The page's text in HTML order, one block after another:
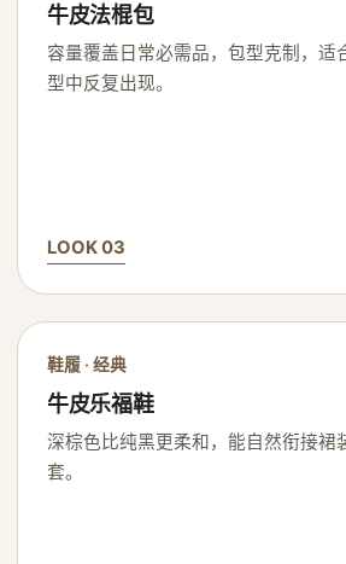
牛皮法棍包
容量覆盖日常必需品，包型克制，适
型中反复出现。
LOOK 03
鞋履 · 经典
牛皮乐福鞋
深棕色比纯黑更柔和，能自然衔接裙
套。